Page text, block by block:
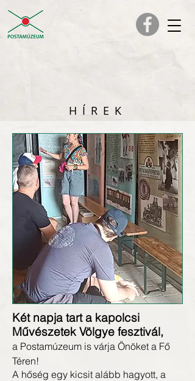
HÍREK
Két napja tart a kapolcsi
Művészetek Völgye fesztivál,
a Postamúzeum is várja Önöket a Fő
Téren!
A hőség egy kicsit alább hagyott, a